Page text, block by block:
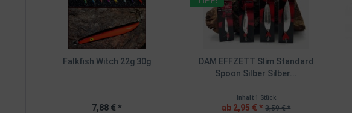
Falkfish Witch 22g 30g
7,88 € *
DAM EFFZETT Slim Standard
Spoon Silber Silber...
Inhalt 1 Stück
ab 2,95 € * 3,59 € *